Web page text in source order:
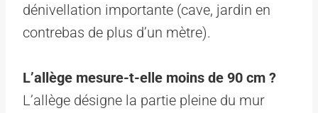
dénivellation importante (cave, jardin en
contrebas de plus d’un mètre).
L’allège mesure-t-elle moins de 90 cm ?
L’allège désigne la partie pleine du mur